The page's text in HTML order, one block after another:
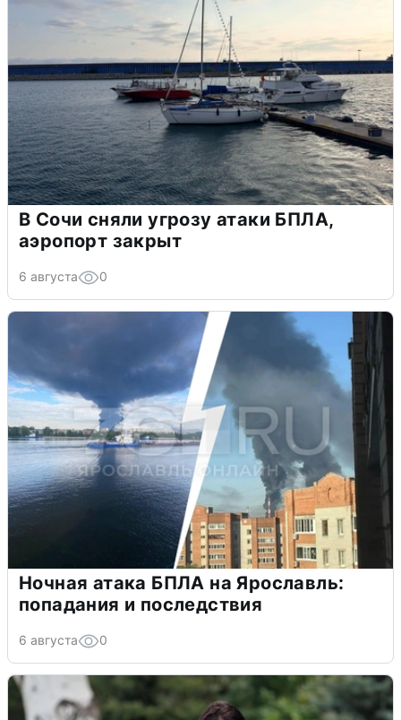
В Сочи сняли угрозу атаки БПЛА,
аэропорт закрыт
6 августа 0
Ночная атака БПЛА на Ярославль:
попадания и последствия
6 августа 0